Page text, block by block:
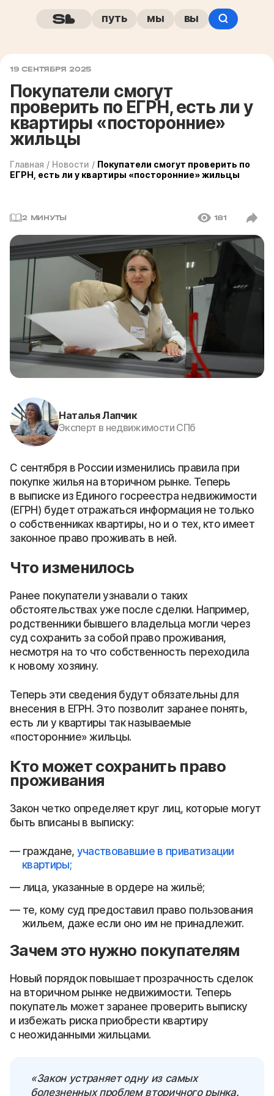
путь мы вы
19 СЕНТЯБРЯ 2025
Покупатели смогут
проверить по ЕГРН, есть ли у
квартиры «посторонние»
жильцы
Главная / Новости / Покупатели смогут проверить по
ЕГРН, есть ли у квартиры «посторонние» жильцы
2 МИНУТЫ 181
Наталья Лапчик
Эксперт в недвижимости СПб
С сентября в России изменились правила при
покупке жилья на вторичном рынке. Теперь
в выписке из Единого госреестра недвижимости
(ЕГРН) будет отражаться информация не только
о собственниках квартиры, но и о тех, кто имеет
законное право проживать в ней.
Что изменилось
Ранее покупатели узнавали о таких
обстоятельствах уже после сделки. Например,
родственники бывшего владельца могли через
суд сохранить за собой право проживания,
несмотря на то что собственность переходила
к новому хозяину.
Теперь эти сведения будут обязательны для
внесения в ЕГРН. Это позволит заранее понять,
есть ли у квартиры так называемые
«посторонние» жильцы.
Кто может сохранить право
проживания
Закон четко определяет круг лиц, которые могут
быть вписаны в выписку:
граждане, участвовавшие в приватизации
квартиры;
лица, указанные в ордере на жильё;
те, кому суд предоставил право пользования
жильем, даже если оно им не принадлежит.
Зачем это нужно покупателям
Новый порядок повышает прозрачность сделок
на вторичном рынке недвижимости. Теперь
покупатель может заранее проверить выписку
и избежать риска приобрести квартиру
с неожиданными жильцами.
«Закон устраняет одну из самых
болезненных проблем вторичного рынка.